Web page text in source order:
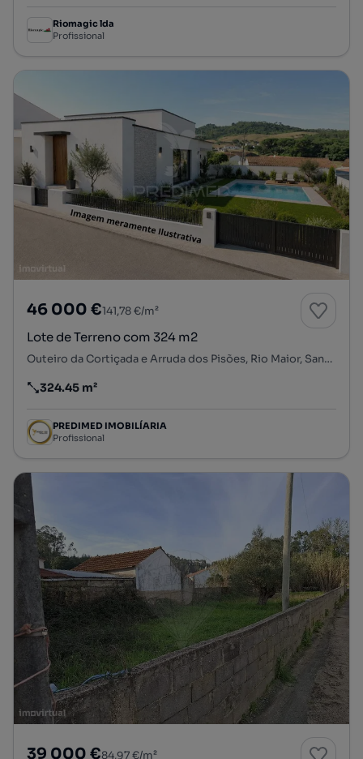
Riomagic lda
Profissional
46 000 €141,78 €/m²
Lote de Terreno com 324 m2
Outeiro da Cortiçada e Arruda dos Pisões, Rio Maior, Santarém
Preço por metro quadrado
324.45 m²
PREDIMED IMOBILÍARIA
Profissional
39 000 €84,97 €/m²